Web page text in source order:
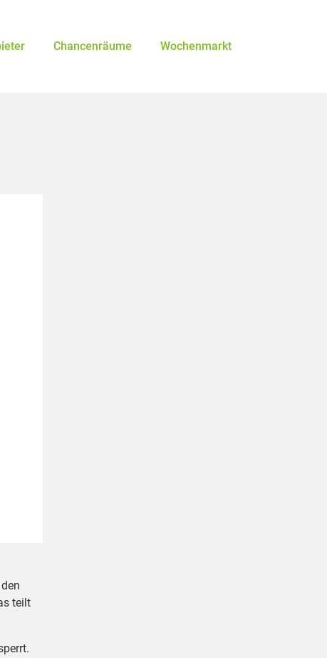
Chancenräume Wochenmarkt
teilt